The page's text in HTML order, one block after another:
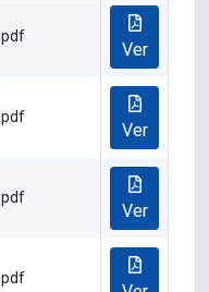
pdf
Ver
pdf
Ver
pdf
Ver
pdf